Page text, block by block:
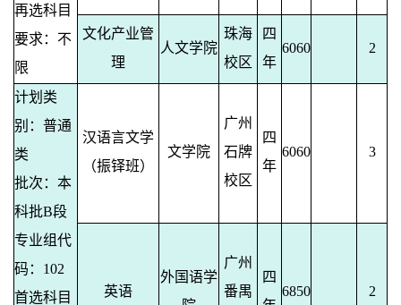
再选科目
要求：不
限
文化产业管
理
人文学院
珠海
校区
四
年
6060 2
计划类
别：普通
类
批次：本
科批B段
专业组代
码：102
首选科目
汉语言文学
（振铎班）
文学院
广州
石牌
校区
四
年
6060 3
英语
外国语学
广州
番禺
四
6850 2